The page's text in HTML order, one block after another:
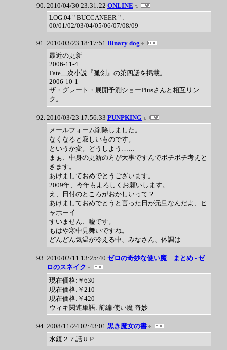
2010/04/30 23:31:22 ONLINE
LOG.04 " BUCCANEER " :
00/01/02/03/04/05/06/07/08/09
2010/03/23 18:17:51 Binary dog
最近の更新
2006-11-4
Fate二次小説『孤剣』の第四話を掲載。
2006-10-1
ザ・グレート・展開予測ショーPlusさんと相互リン
ク。
2010/03/23 17:56:33 PUNPKING
メールフォーム削除しました。
なくなると寂しいものです。
というか変。どうしよう……
まぁ、中身の更新の方が大事ですんでボチボチ考えと
きます。
あけましておめでとうございます。
2009年、今年もよろしくお願いします。
え、日付のところがおかしいって？
あけましておめでとうと言った日が元旦なんだよ、ヒ
ャホーイ
すいません、嘘です。
もはや寒中見舞いですね。
どんどん気温が冷える中、みなさん、体調は
2010/02/11 13:25:40 ゼロの奇妙な使い魔 まとめ - ゼ
ロのスネイク
現在価格:￥630
現在価格:￥210
現在価格:￥420
ウィキ関連単語: 前編 使い魔 奇妙
2008/11/24 02:43:01 黒き魔女の書
水鏡２７話ＵＰ